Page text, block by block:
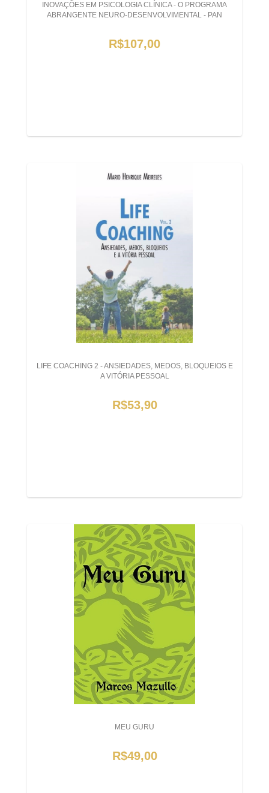
INOVAÇÕES EM PSICOLOGIA CLÍNICA - O PROGRAMA
ABRANGENTE NEURO-DESENVOLVIMENTAL - PAN
R$107,00
LIFE COACHING 2 - ANSIEDADES, MEDOS, BLOQUEIOS E
A VITÓRIA PESSOAL
R$53,90
MEU GURU
R$49,00